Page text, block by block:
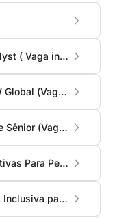
Tech Education & Enablement Analyst ( Vaga inclusiva para PCDs)
Executivo de Contas Sênior - ROW Global (Vaga Inclusiva Para PCDs)
Analista de Eventos e Performance Sênior (Vaga Inclusiva para PCDs)
Banco de Talentos - Vagas Afirmativas Para Pessoas Com Deficiência (PCD)
Executivo de Contas - ISV's (Vaga Inclusiva para PCDs)